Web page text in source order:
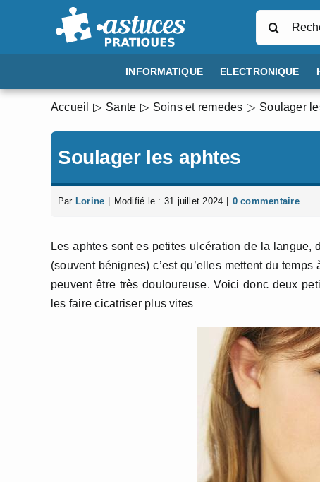
INFORMATIQUE ELECTRONIQUE
Accueil Sante Soins et remedes Soulager
Soulager les aphtes
Par Lorine Modifié le : 31 juillet 2024 0 commentaire
Les aphtes sont es petites ulcération de la
(souvent bénignes) c’est qu’elles mettent du
peuvent être très douloureuse. Voici donc deux
les faire cicatriser plus vites